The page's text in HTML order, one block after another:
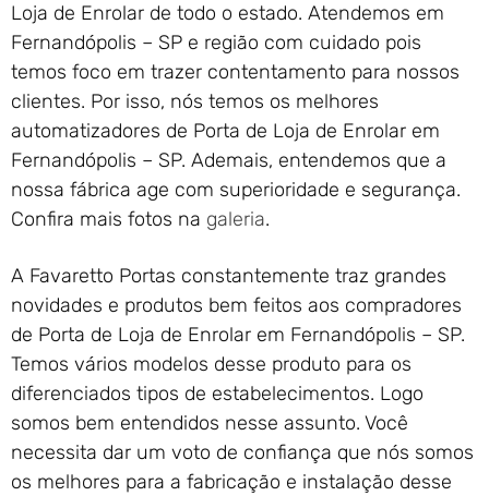
Portão de Garagem de
Enrolar em Paraty – RJ
Portão de Garagem de
Enrolar em Nova Iguaçu – RJ
Portão de Garagem de
Enrolar em Nova Friburgo –
RJ
Loja de Enrolar de todo o estado. Atendemos em
Fernandópolis – SP e região com cuidado pois
temos foco em trazer contentamento para nossos
clientes. Por isso, nós temos os melhores
automatizadores de Porta de Loja de Enrolar em
Fernandópolis – SP. Ademais, entendemos que a
nossa fábrica age com superioridade e segurança.
Confira mais fotos na galeria.
A Favaretto Portas constantemente traz grandes
novidades e produtos bem feitos aos compradores
de Porta de Loja de Enrolar em Fernandópolis – SP.
Temos vários modelos desse produto para os
diferenciados tipos de estabelecimentos. Logo
somos bem entendidos nesse assunto. Você
necessita dar um voto de confiança que nós somos
os melhores para a fabricação e instalação desse